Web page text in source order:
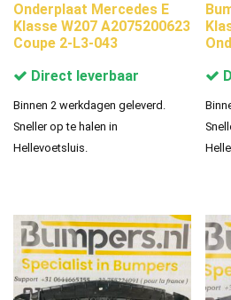
Onderplaat Mercedes E
Klasse W207 A2075200623
Coupe 2-L3-043
Direct leverbaar
Binnen 2 werkdagen geleverd.
Sneller op te halen in
Hellevoetsluis.